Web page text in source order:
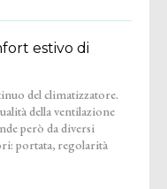
estivo di